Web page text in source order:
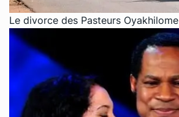
Le divorce des Pasteurs Oyakhilome